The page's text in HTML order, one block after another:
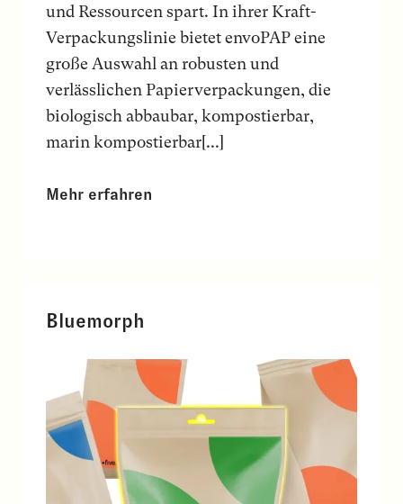
und Ressourcen spart. In ihrer Kraft-
Verpackungslinie bietet envoPAP eine
große Auswahl an robusten und
verlässlichen Papierverpackungen, die
biologisch abbaubar, kompostierbar,
marin kompostierbar[...]
Mehr erfahren
Bluemorph